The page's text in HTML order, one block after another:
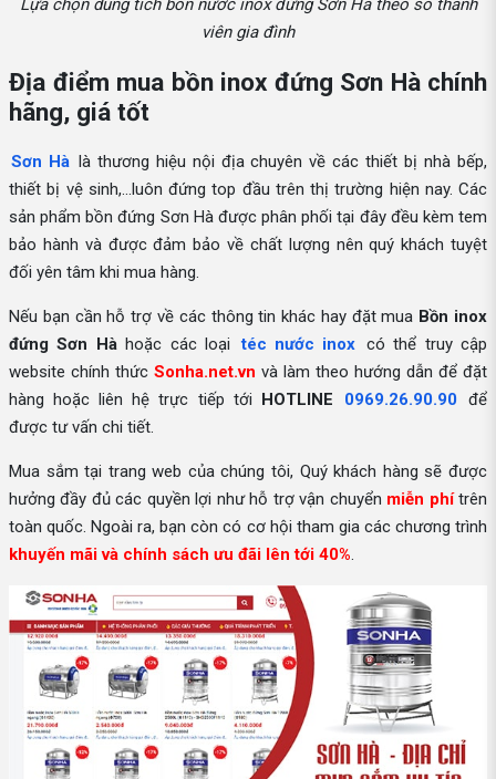
Lựa chọn dung tích bồn nước inox đứng Sơn Hà theo số thành
viên gia đình
Địa điểm mua bồn inox đứng Sơn Hà chính
hãng, giá tốt
Sơn Hà là thương hiệu nội địa chuyên về các thiết bị nhà bếp,
thiết bị vệ sinh,...luôn đứng top đầu trên thị trường hiện nay. Các
sản phẩm bồn đứng Sơn Hà được phân phối tại đây đều kèm tem
bảo hành và được đảm bảo về chất lượng nên quý khách tuyệt
đối yên tâm khi mua hàng.
Nếu bạn cần hỗ trợ về các thông tin khác hay đặt mua Bồn inox
đứng Sơn Hàhoặc các loại téc nước inox có thể truy cập
website chính thức Sonha.net.vn và làm theo hướng dẫn để đặt
hàng hoặc liên hệ trực tiếp tới HOTLINE 0969.26.90.90 để
được tư vấn chi tiết.
Mua sắm tại trang web của chúng tôi, Quý khách hàng sẽ được
hưởng đầy đủ các quyền lợi như hỗ trợ vận chuyển miễn phítrên
toàn quốc. Ngoài ra, bạn còn có cơ hội tham gia các chương trình
khuyến mãi và chính sách ưu đãi lên tới 40%.